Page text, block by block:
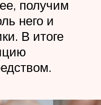
получим
него и
В итоге